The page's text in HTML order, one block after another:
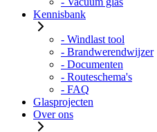
Kennisbank
- Windlast tool
- Brandwerendwijzer
- Documenten
- Routeschema's
- FAQ
Glasprojecten
Over ons